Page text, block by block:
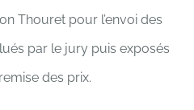
Thouret pour l’envoi des
par le jury puis exposés
des prix.